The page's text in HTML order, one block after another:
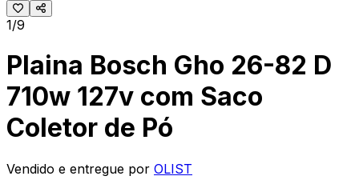
1/9
Plaina Bosch Gho 26-82 D
710w 127v com Saco
Coletor de Pó
Vendido e entregue por OLIST